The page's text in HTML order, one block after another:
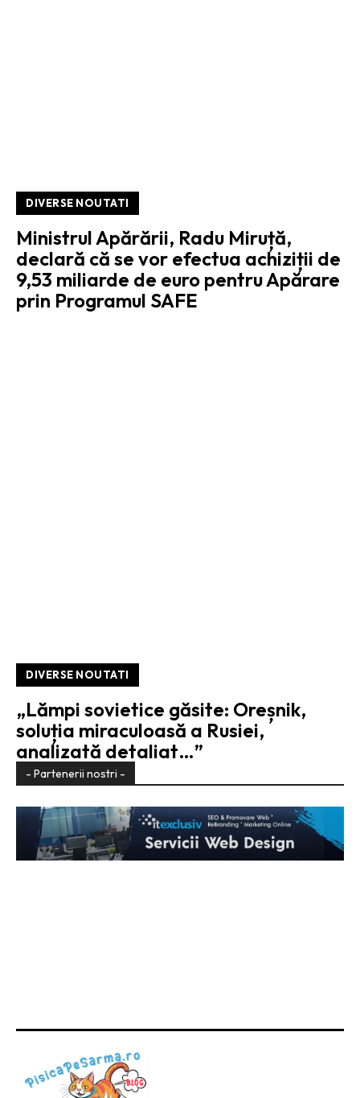
DIVERSE NOUTATI
Ministrul Apărării, Radu Miruță,
declară că se vor efectua achiziții de
9,53 miliarde de euro pentru Apărare
prin Programul SAFE
DIVERSE NOUTATI
„Lămpi sovietice găsite: Oreșnik,
soluția miraculoasă a Rusiei,
analizată detaliat…”
- Partenerii nostri -